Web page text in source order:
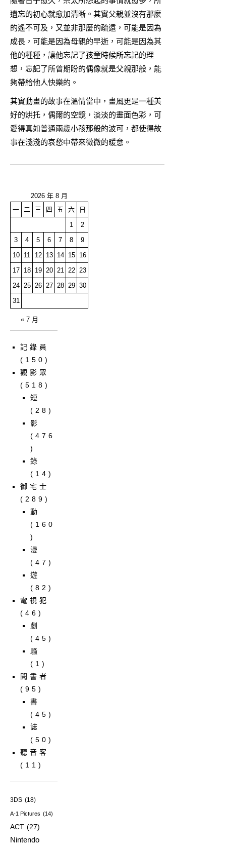
遺忘的初心就愈加清晰。其實父親並沒有那麼
的遙不可及，又並非那麼的疏遠，可能是因為
成長，可能是因為母親的早逝，可能是因為其
他的種種，讓他忘記了孩童時候所忘記的理
想，忘記了所曾期盼的偶像就是父親那般，能
夠帶給他人快樂的。
其實動畫的故事在溫情當中，畫風更是一種美
好的烘托，偶爾的空鏡，淡淡的畫面色彩，可
愛得真如普通兩歲小孩那般的波可，都使得故
事在淺淺的哀愁中帶來微微的暖意。
2026 年 8 月
一
二 三 四 五 六
日
1
2
3
4 5 6 7 8
9
10
11 12 13 14 15
16
17
18 19 20 21 22
23
24
25 26 27 28 29 30
31
« 7 月
記錄員
(150)
觀影眾
(518)
短
(28)
影
(476
)
錄
(14)
御宅士
(289)
動
(160
)
漫
(47)
遊
(82)
電視犯
(46)
劇
(45)
騷
(1)
閱書者
(95)
書
(45)
誌
(50)
聽音客
(11)
3DS (18)
A-1 Pictures (14)
ACT (27)
Nintendo